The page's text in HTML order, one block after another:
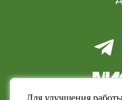
Для улучшения